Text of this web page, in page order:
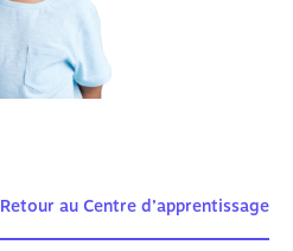
Retour au Centre d’apprentissage